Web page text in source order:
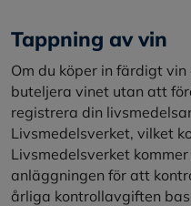
Tappning av vin
Om du köper in färdigt
buteljera vinet utan att
registrera din
Livsmedelsverket, vilket
Livsmedelsverket
anläggningen för att
årliga kontrollavgiften